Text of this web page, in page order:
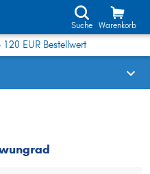
Suche Warenkorb
EUR Bestellwert